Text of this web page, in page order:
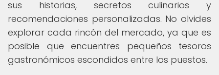
sus historias, secretos culinarios y
recomendaciones personalizadas. No olvides
explorar cada rincón del mercado, ya que es
posible que encuentres pequeños tesoros
gastronómicos escondidos entre los puestos.